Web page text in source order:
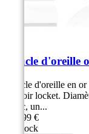
Boucle d'oreille
Boucle d'oreille en
fermoir locket.
blanc, un...
289,99 €
En stock